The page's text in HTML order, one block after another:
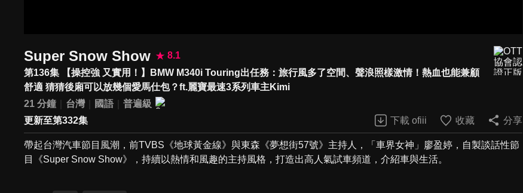
Super Snow Show
8.1
第136集 【操控強 又實用！】BMW M340i Touring出任務：旅行風多了空間、聲浪照樣激情！熱血也能兼顧
舒適 猜猜後廂可以放幾個愛馬仕包？ft.麗寶最速3系列車主Kimi
21 分鐘
台灣 國語
普遍級
更新至第332集
下載 ofiii 收藏 分享
帶起台灣汽車節目風潮，前TVBS《地球黃金線》與東森《夢想街57號》主持人，「車界女神」廖盈婷，自製談話性節
目《Super Snow Show》，持續以熱情和風趣的主持風格，打造出高人氣試車頻道，介紹車與生活。